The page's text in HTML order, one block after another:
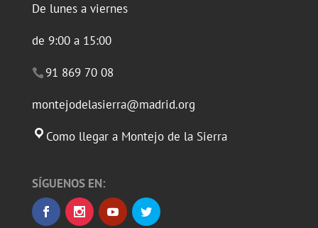
De lunes a viernes
de 9:00 a 15:00
91 869 70 08
montejodelasierra@madrid.org
Como llegar a Montejo de la Sierra
SÍGUENOS EN: